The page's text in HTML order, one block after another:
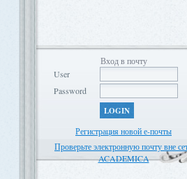
Вход в почту
User
Password
LOGIN
Регистрация новой е-почты
Проверьте электронную почту вне
ACADEMICA